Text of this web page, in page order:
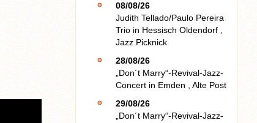
08/08/26
Judith Tellado/Paulo Pereira
Trio in Hessisch Oldendorf
Jazz Picknick
28/08/26
„Don´t Marry“-Revival-Jazz-
Concert in Emden
Alte Post
29/08/26
„Don´t Marry“-Revival-Jazz-